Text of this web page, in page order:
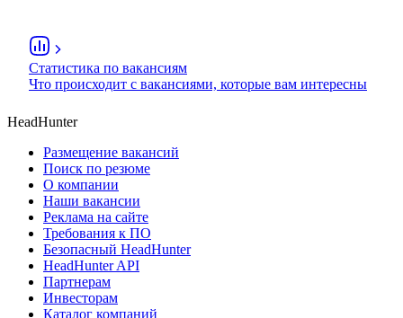
Статистика по вакансиям
Что происходит с вакансиями, которые вам интересны
HeadHunter
Размещение вакансий
Поиск по резюме
О компании
Наши вакансии
Реклама на сайте
Требования к ПО
Безопасный HeadHunter
HeadHunter API
Партнерам
Инвесторам
Каталог компаний